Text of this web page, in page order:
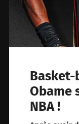
Basket-
Obame
NBA !